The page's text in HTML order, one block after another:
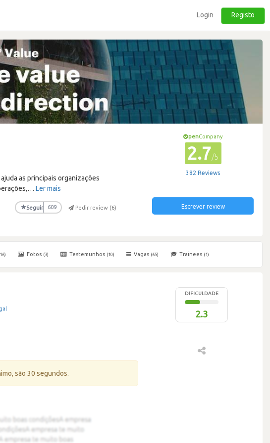
Login Registo
as principais organizações
… Ler mais
★Seguir 609 Pedir review (6)
penCompany
2.7/5
382 Reviews
Escrever review
Fotos (3) Testemunhos (10) Vagas (65) Trainees (1)
DIFICULDADE
2.3
são 30 segundos.